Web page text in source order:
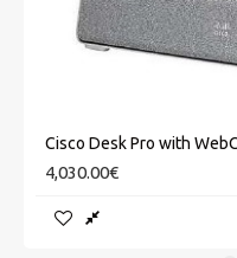
4,030.00€